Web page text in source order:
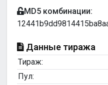
MD5 комбинации:
Данные тиража
Тираж:
Пул: